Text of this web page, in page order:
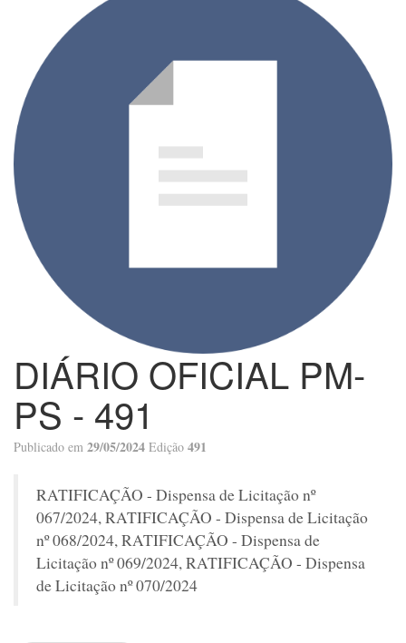
DIÁRIO OFICIAL PM-
PS - 491
Publicado em 29/05/2024 Edição 491
RATIFICAÇÃO - Dispensa de Licitação nº
067/2024, RATIFICAÇÃO - Dispensa de Licitação
nº 068/2024, RATIFICAÇÃO - Dispensa de
Licitação nº 069/2024, RATIFICAÇÃO - Dispensa
de Licitação nº 070/2024